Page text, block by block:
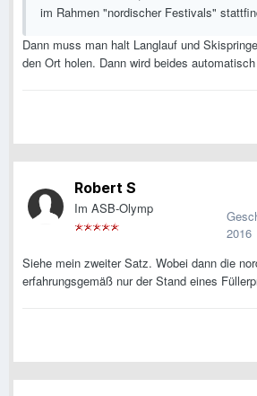
im Rahmen "nordischer Festivals"
Dann muss man halt Langlauf und
den Ort holen. Dann wird beides
Robert S
Im ASB-Olymp
2016
Siehe mein zweiter Satz. Wobei dann die
erfahrungsgemäß nur der Stand eines